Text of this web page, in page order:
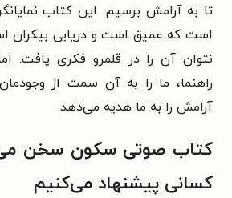
تا به آرامش برسیم. این کتاب
است که عمیق است و دریایی بیکران
نتوان آن را در قلمرو فکری یافت.
راهنما، ما را به آن سمت از
آرامش را به ما هدیه می‌دهد.
کتاب صوتی سکون سخن
کسانی پیشنهاد می‌کنیم